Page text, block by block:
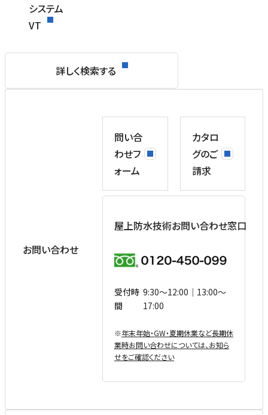
システム
VT
詳しく検索する
お問い合わせ
問い合
わせフ
ォーム
カタロ
グのご
請求
屋上防水技術お問い合わせ窓口
受付時
間
9:30〜12:00｜13:00〜
17:00
※年末年始・GW・夏期休業など⻑期休
業時お問い合わせについては、お知ら
せをご確認ください